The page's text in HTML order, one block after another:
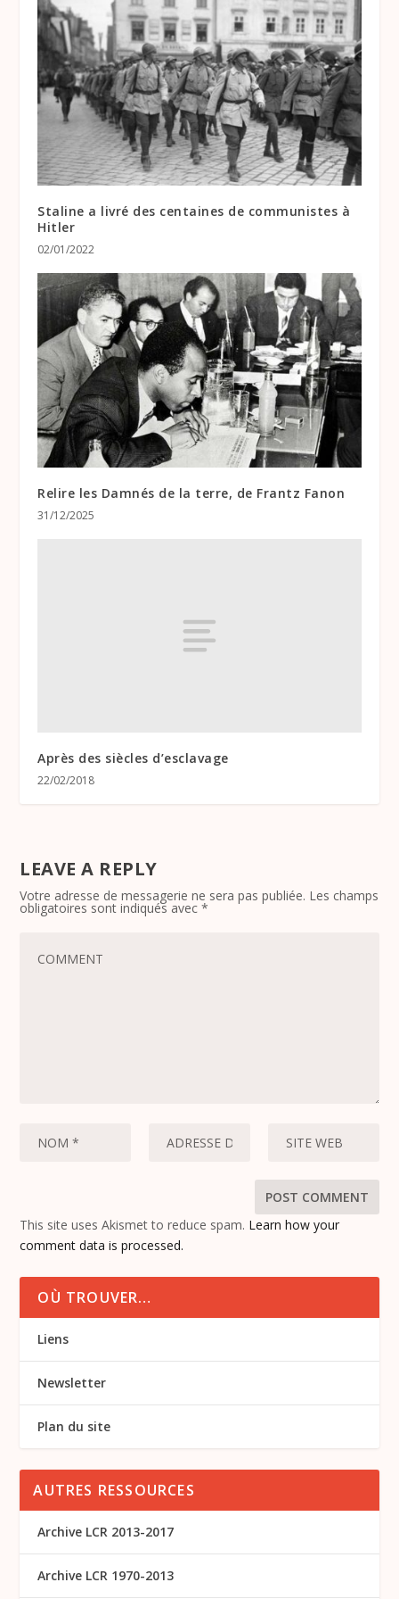
Staline a livré des centaines de communistes à
Hitler
02/01/2022
Relire les Damnés de la terre, de Frantz Fanon
31/12/2025
Après des siècles d’esclavage
22/02/2018
LEAVE A REPLY
Votre adresse de messagerie ne sera pas publiée. Les champs
obligatoires sont indiqués avec*
This site uses Akismet to reduce spam. Learn how your
comment data is processed.
OÙ TROUVER…
Liens
Newsletter
Plan du site
AUTRES RESSOURCES
Archive LCR 2013-2017
Archive LCR 1970-2013